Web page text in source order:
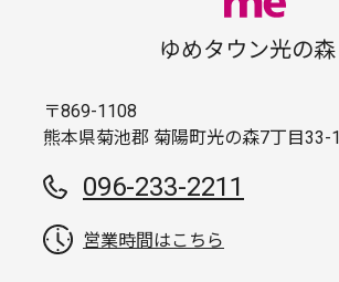
ゆめタウン光の森
〒869-1108
熊本県菊池郡 菊陽町光の森7丁目33-1
096-233-2211
営業時間はこちら